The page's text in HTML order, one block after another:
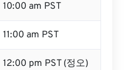
10:00 am PST
11:00 am PST
12:00 pm PST (정오)